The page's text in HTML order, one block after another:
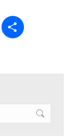
WhatsApp